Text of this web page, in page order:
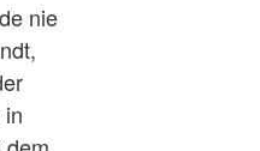
nie